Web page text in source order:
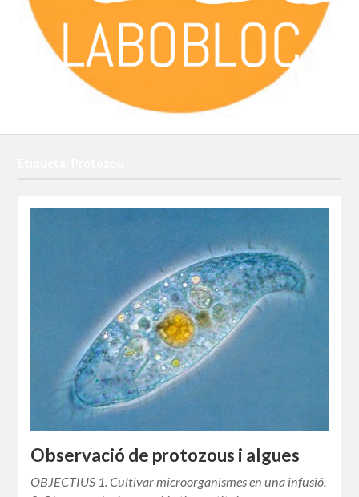
Observació de protozous i algues
OBJECTIUS 1. Cultivar microorganismes en una infusió.